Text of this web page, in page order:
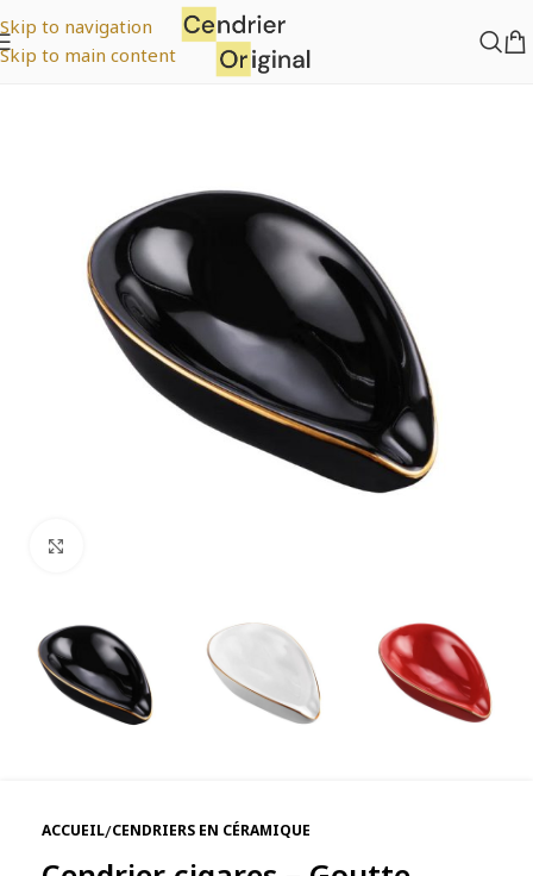
Skip to navigation
Skip to main content
ACCUEIL/CENDRIERS EN CÉRAMIQUE